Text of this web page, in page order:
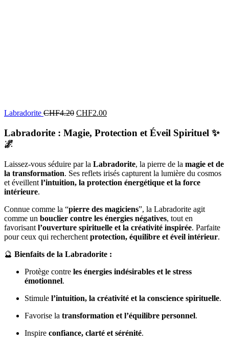
Labradorite CHF4.20 CHF2.00
Labradorite : Magie, Protection et Éveil Spirituel ✨
🌌
Laissez-vous séduire par la Labradorite, la pierre de la magie et de
la transformation. Ses reflets irisés capturent la lumière du cosmos
et éveillent l’intuition, la protection énergétique et la force
intérieure.
Connue comme la “pierre des magiciens”, la Labradorite agit
comme un bouclier contre les énergies négatives, tout en
favorisant l’ouverture spirituelle et la créativité inspirée. Parfaite
pour ceux qui recherchent protection, équilibre et éveil intérieur.
🔮 Bienfaits de la Labradorite :
Protège contre les énergies indésirables et le stress
émotionnel.
Stimule l’intuition, la créativité et la conscience spirituelle.
Favorise la transformation et l’équilibre personnel.
Inspire confiance, clarté et sérénité.